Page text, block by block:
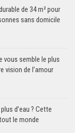
de 34 m² pour
sans domicile
vous semble le plus
vision de l’amour
d’eau ? Cette
le monde